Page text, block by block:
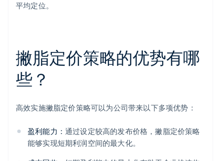
平均定位。
撇脂定价策略的优势有哪
些？
高效实施撇脂定价策略可以为公司带来以下多项优势：
盈利能力： 通过设定较高的发布价格，撇脂定价策略
能够实现短期利润空间的最大化。